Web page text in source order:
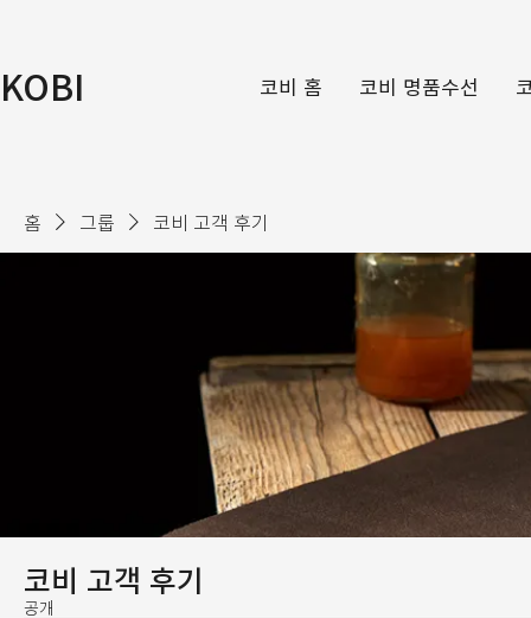
KOBI 코비 홈 코비 명품수선
홈 그룹 코비 고객 후기
코비 고객 후기
공개